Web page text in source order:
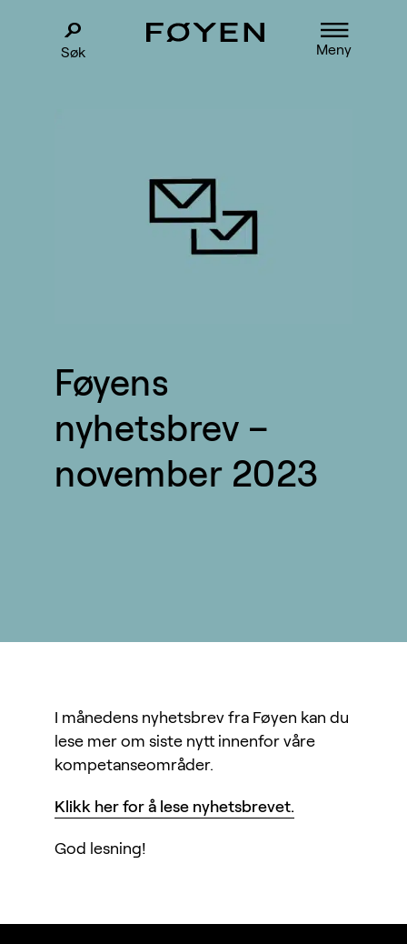
Søk Meny
Føyens
nyhetsbrev –
november 2023
I månedens nyhetsbrev fra Føyen kan du
lese mer om siste nytt innenfor våre
kompetanseområder.
Klikk her for å lese nyhetsbrevet.
God lesning!